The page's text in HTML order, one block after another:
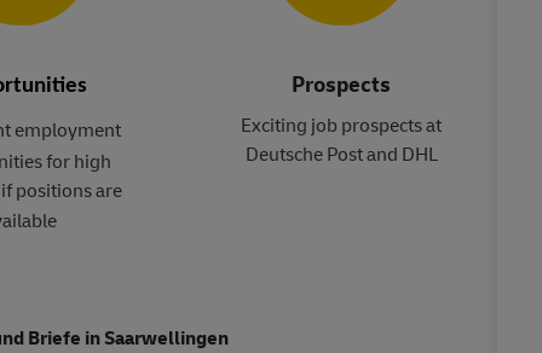
employment
for high
positions are
Prospects
Exciting job prospects at
Deutsche Post and DHL
Briefe in Saarwellingen